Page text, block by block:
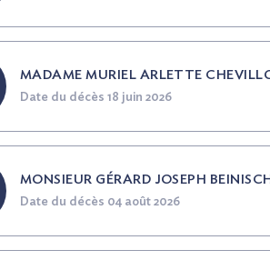
MADAME MURIEL ARLETTE
Date du décès 18 juin 2026
MONSIEUR GÉRARD JOSEPH BEINISCH
Date du décès 04 août 2026